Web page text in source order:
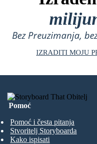
Bez Preuzimanja,
IZRADITI MOJU
Pomoć
Pomoć i česta pitanja
Stvoritelj Storyboarda
Kako ispisati